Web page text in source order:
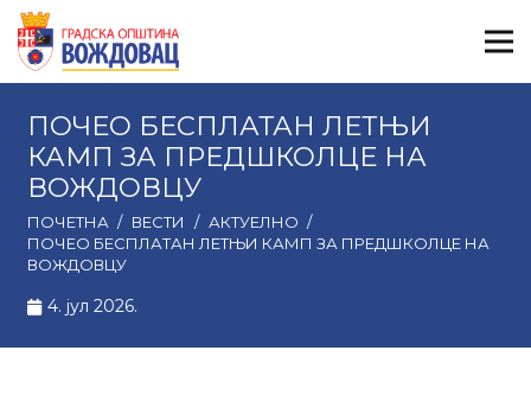
ПОЧЕО БЕСПЛАТАН ЛЕТЊИ
КАМП ЗА ПРЕДШКОЛЦЕ НА
ВОЖДОВЦУ
ПОЧЕТНА / ВЕСТИ / АКТУЕЛНО /
ПОЧЕО БЕСПЛАТАН ЛЕТЊИ КАМП ЗА ПРЕДШКОЛЦЕ НА
ВОЖДОВЦУ
4. јул 2026.